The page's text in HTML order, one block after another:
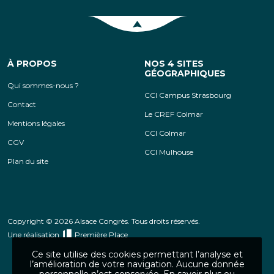
Retour en haut de la page
À PROPOS
Qui sommes-nous ?
Contact
Mentions légales
CGV
Plan du site
NOS 4 SITES
GÉOGRAPHIQUES
CCI Campus Strasbourg
Le CREF Colmar
CCI Colmar
CCI Mulhouse
Copyright © 2026 Alsace Congrès. Tous droits réservés.
Une réalisation
Première Place
Ce site utilise des cookies permettant l’analyse et
l’amélioration de votre navigation. Aucune donnée